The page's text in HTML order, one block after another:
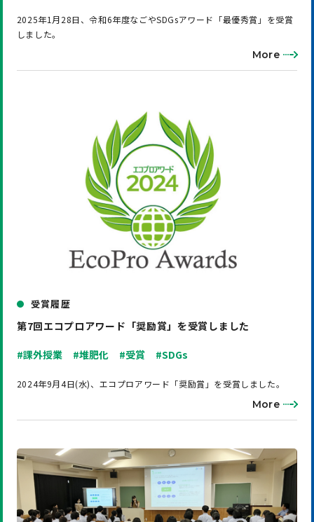
2025年1月28日、令和6年度なごやSDGsアワード「最優秀賞」を受賞
しました。
More
受賞履歴
第7回エコプロアワード「奨励賞」を受賞しました
#課外授業 #堆肥化 #受賞 #SDGs
2024年9月4日(水)、エコプロアワード「奨励賞」を受賞しました。
More